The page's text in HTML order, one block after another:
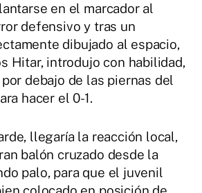
en el marcador al
defensivo y tras un
dibujado al espacio,
Hitar, introdujo con habilidad,
debajo de las piernas del
hacer el 0-1.
llegaría la reacción local,
balón cruzado desde la
palo, para que el juvenil